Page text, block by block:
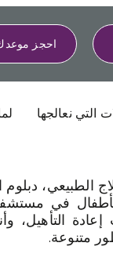
احجز
التي نعالجها
الطبيعي، دبلوم
للأطفال في
التأهيل،
متنوعة.